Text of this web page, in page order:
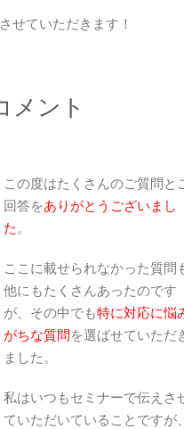
せていただきます！
メント
この度はたくさんのご質問と
回答をありがとうございまし
た。
ここに載せられなかった質問
他にもたくさんあったのです
が、その中でも特に対応に悩
がちな質問 を選ばせていただ
ました。
私はいつもセミナーで伝えさ
ていただいていることですが